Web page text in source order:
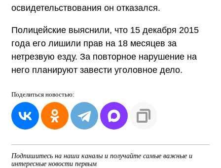
освидетельствования он отказался.
Полицейские выяснили, что 15 декабря 2015
года его лишили прав на 18 месяцев за
нетрезвую езду. За повторное нарушение на
него планируют завести уголовное дело.
Поделиться новостью:
Подпишитесь на наши каналы и получайте самые важные и
интересные новости первым